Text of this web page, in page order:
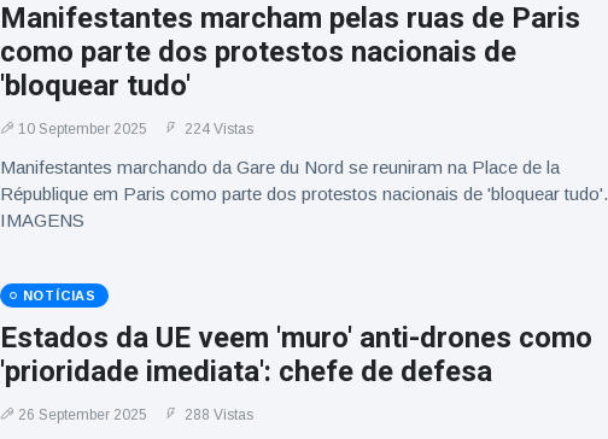
Manifestantes marcham pelas ruas de Paris
como parte dos protestos nacionais de
'bloquear tudo'
10 September 2025 224 Vistas
Manifestantes marchando da Gare du Nord se reuniram na Place de la
République em Paris como parte dos protestos nacionais de 'bloquear tudo'.
IMAGENS
NOTÍCIAS
Estados da UE veem 'muro' anti-drones como
'prioridade imediata': chefe de defesa
26 September 2025 288 Vistas